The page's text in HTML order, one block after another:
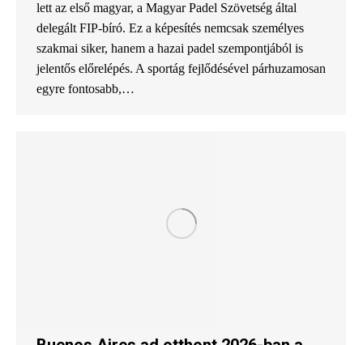
lett az első magyar, a Magyar Padel Szövetség által
delegált FIP-bíró. Ez a képesítés nemcsak személyes
szakmai siker, hanem a hazai padel szempontjából is
jelentős előrelépés. A sportág fejlődésével párhuzamosan
egyre fontosabb,…